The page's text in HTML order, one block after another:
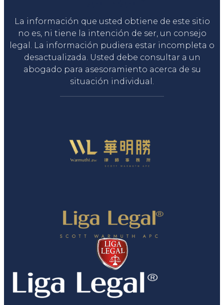
La información que usted obtiene de este sitio
no es, ni tiene la intención de ser, un consejo
legal. La información pudiera estar incompleta o
desactualizada. Usted debe consultar a un
abogado para asesoramiento acerca de su
situación individual.